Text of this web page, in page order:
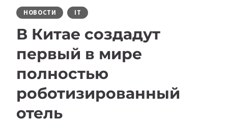
НОВОСТИ IT
В Китае создадут
первый в мире
полностью
роботизированный
отель